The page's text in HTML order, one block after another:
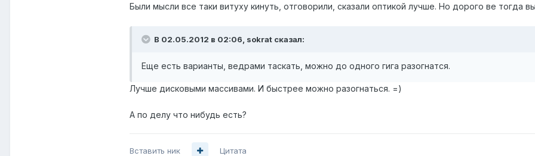
Были мысли все таки витуху кинуть, отговорили, сказали оптикой лучше. Но дорого ве тогда
В 02.05.2012 в 02:06, sokrat сказал:
Еще есть варианты, ведрами таскать, можно до одного гига разогнатся.
Лучше дисковыми массивами. И быстрее можно разогнаться. =)
А по делу что нибудь есть?
Вставить ник Цитата